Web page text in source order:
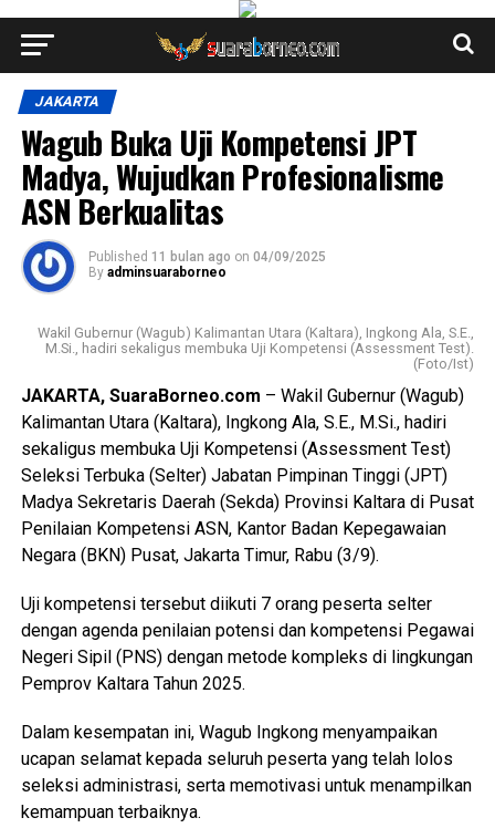
JAKARTA
Wagub Buka Uji Kompetensi JPT
Madya, Wujudkan Profesionalisme
ASN Berkualitas
Published 11 bulan ago on 04/09/2025
By adminsuaraborneo
Wakil Gubernur (Wagub) Kalimantan Utara (Kaltara), Ingkong Ala, S.E.,
M.Si., hadiri sekaligus membuka Uji Kompetensi (Assessment Test).
(Foto/Ist)
JAKARTA, SuaraBorneo.com – Wakil Gubernur (Wagub)
Kalimantan Utara (Kaltara), Ingkong Ala, S.E., M.Si., hadiri
sekaligus membuka Uji Kompetensi (Assessment Test)
Seleksi Terbuka (Selter) Jabatan Pimpinan Tinggi (JPT)
Madya Sekretaris Daerah (Sekda) Provinsi Kaltara di Pusat
Penilaian Kompetensi ASN, Kantor Badan Kepegawaian
Negara (BKN) Pusat, Jakarta Timur, Rabu (3/9).
Uji kompetensi tersebut diikuti 7 orang peserta selter
dengan agenda penilaian potensi dan kompetensi Pegawai
Negeri Sipil (PNS) dengan metode kompleks di lingkungan
Pemprov Kaltara Tahun 2025.
Dalam kesempatan ini, Wagub Ingkong menyampaikan
ucapan selamat kepada seluruh peserta yang telah lolos
seleksi administrasi, serta memotivasi untuk menampilkan
kemampuan terbaiknya.